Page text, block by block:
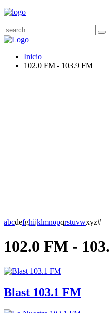
Inicio
102.0 FM - 103.9 FM
abcdefghijklmnopqrstuvwxyz#
102.0 FM -
Blast 103.1 FM